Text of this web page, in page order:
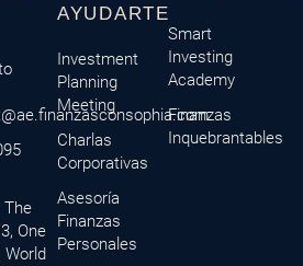
The
One
World
AYUDARTE
Investment
Planning
Meeting
Charlas
Corporativas
Asesoría
Finanzas
Personales
Smart
Investing
Academy
Finanzas
Inquebrantables